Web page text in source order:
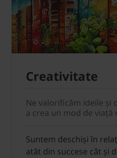
Creativitate
Ne valorificăm ideile
a crea un mod de viață
Suntem deschiși în
atât din succese cât și